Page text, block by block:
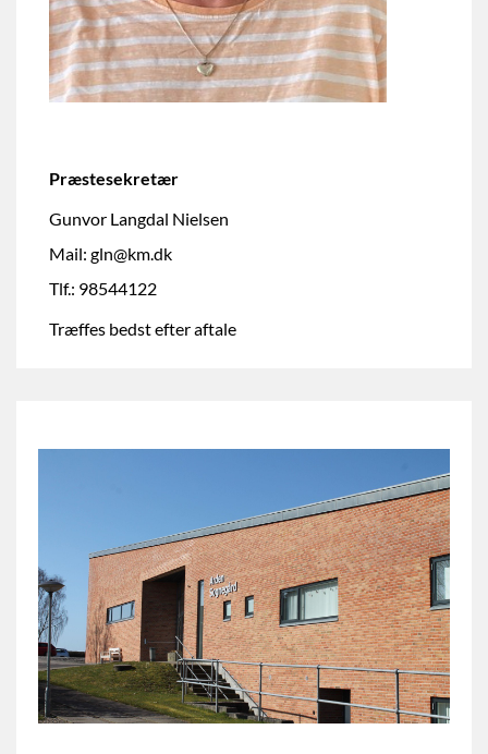
Præstesekretær
Gunvor Langdal Nielsen
Mail: gln@km.dk
Tlf.: 98544122
Træffes bedst efter aftale